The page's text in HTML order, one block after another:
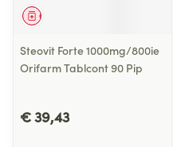
Geneesmiddel
Steovit Forte 1000mg/800ie
Orifarm Tablcont 90 Pip
€ 39,43